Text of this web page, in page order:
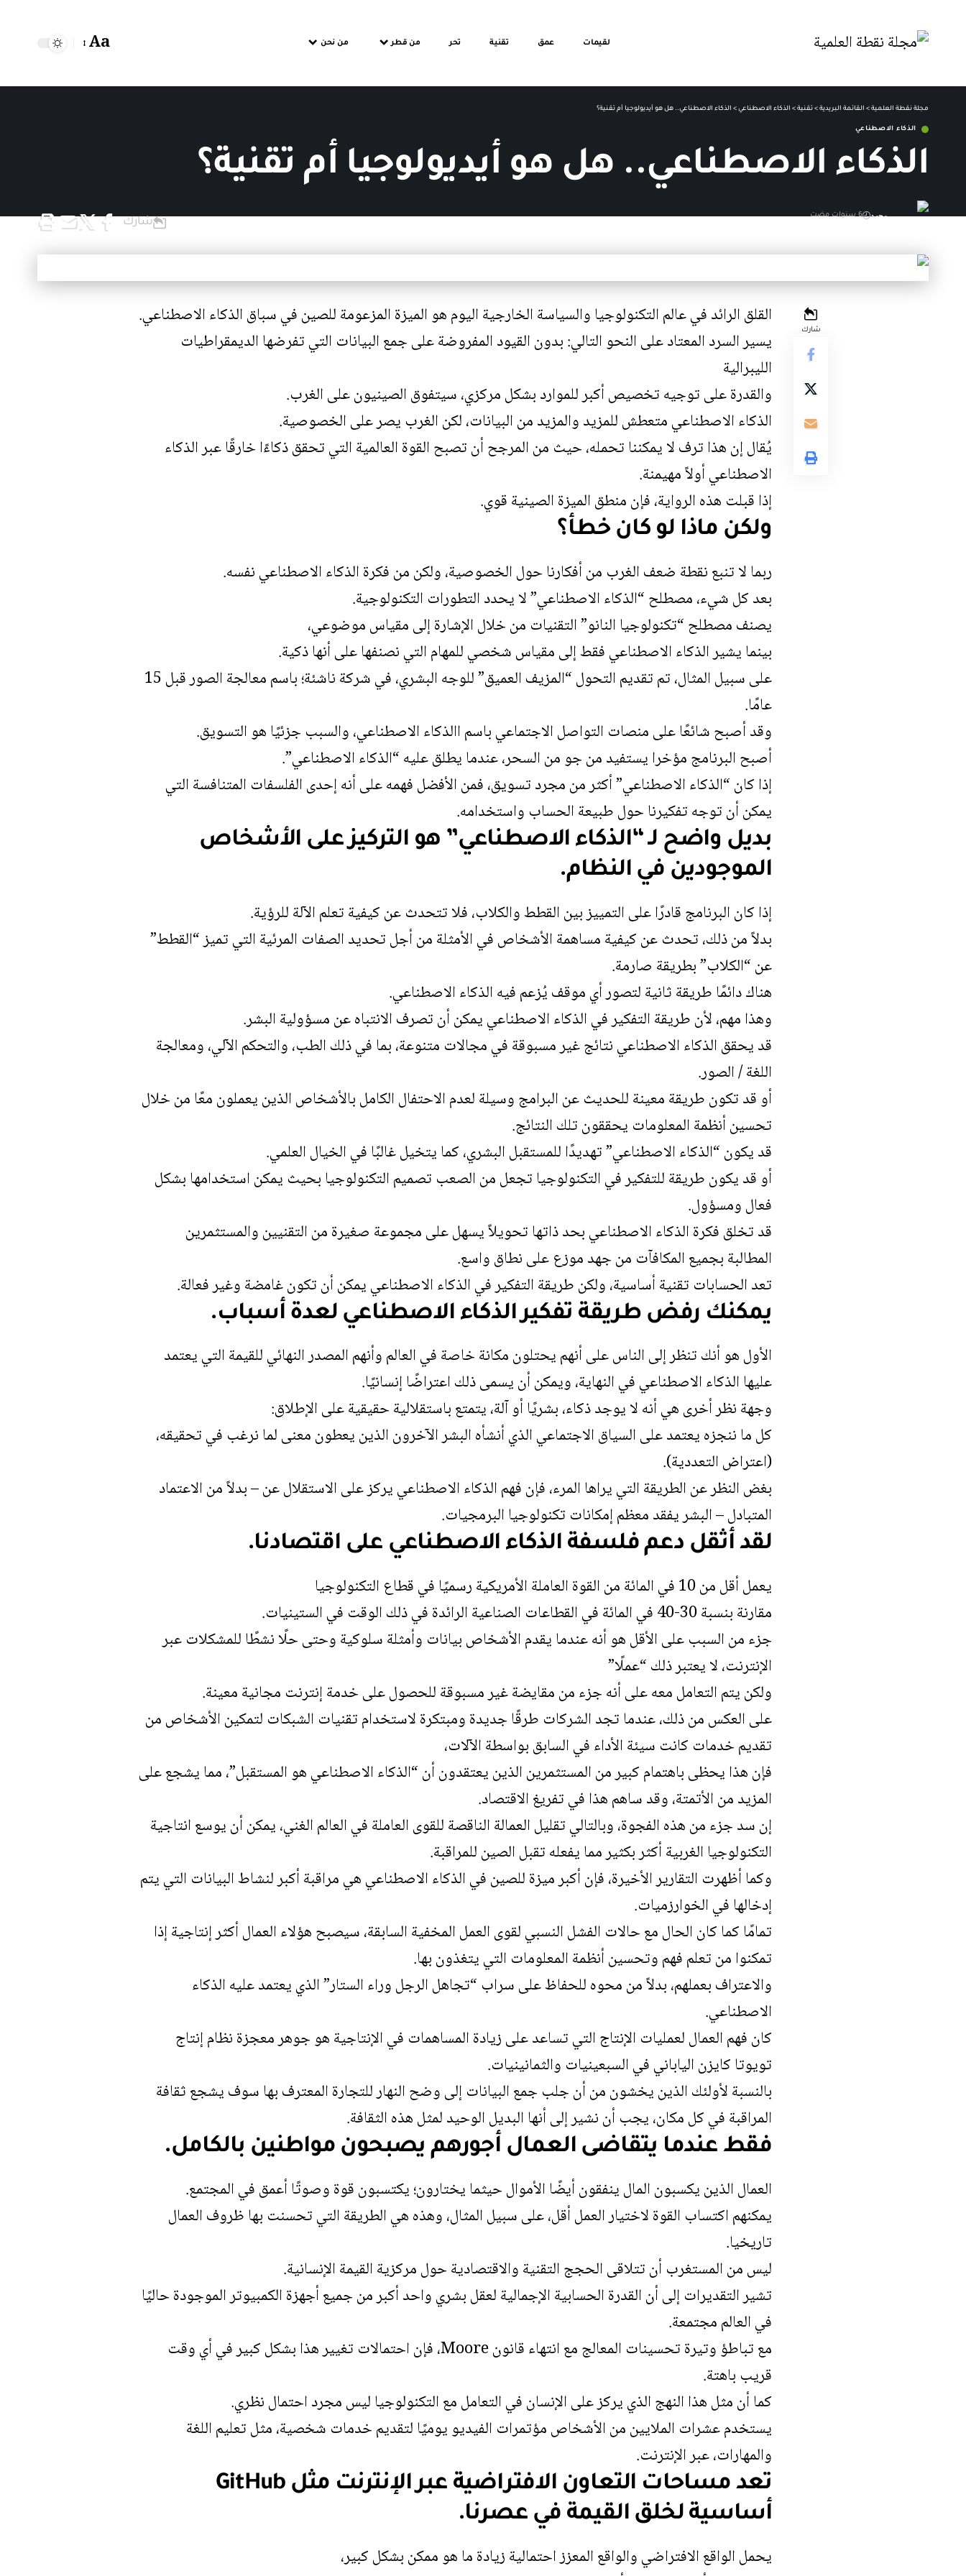
لقيمات عمق تقنية تحر من قطر من نحن Aa
مجلة نقطة العلمية > القائمة البريدية > تقنية > الذكاء الاصطناعي > الذكاء الاصطناعي.. هل هو أيديولوجيا أم تقنية؟
الذكاء الاصطناعي
الذكاء الاصطناعي.. هل هو أيديولوجيا أم تقنية؟
محمد 6 سنوات مضت
شارك
شارك
القلق الرائد فيعالم التكنولوجياوالسياسة الخارجية اليوم هو الميزة المزعومة للصين في سباق الذكاء الاصطناعي.
يسير السرد المعتاد على النحو التالي: بدون القيود المفروضة على جمع البيانات التي تفرضها الديمقراطيات
الليبرالية
والقدرة على توجيه تخصيص أكبر للموارد بشكل مركزي، سيتفوق الصينيون على الغرب.
الذكاء الاصطناعي متعطش للمزيد والمزيد من البيانات، لكن الغرب يصر على الخصوصية.
يُقال إن هذا ترف لا يمكننا تحمله، حيث من المرجح أن تصبح القوة العالمية التي تحقق ذكاءًا خارقًا عبر الذكاء
الاصطناعي أولاً مهيمنة.
إذا قبلت هذه الرواية، فإن منطق الميزة الصينية قوي.
ولكن ماذا لو كان خطأ؟
ربما لا تنبع نقطة ضعف الغرب من أفكارنا حول الخصوصية، ولكن من فكرة الذكاء الاصطناعي نفسه.
بعد كل شيء، مصطلح “الذكاء الاصطناعي” لا يحدد التطورات التكنولوجية.
يصنف مصطلح “تكنولوجيا النانو” التقنيات من خلال الإشارة إلى مقياس موضوعي،
بينما يشير الذكاء الاصطناعي فقط إلى مقياس شخصي للمهام التي نصنفها على أنها ذكية.
على سبيل المثال، تم تقديم التحول “المزيف العميق” للوجه البشري، في شركة ناشئة؛ باسم معالجة الصور قبل 15
عامًا.
وقد أصبح شائعًا على منصات التواصل الاجتماعي باسم االذكاء الاصطناعي، والسبب جزئيًا هو التسويق.
أصبح البرنامج مؤخرا يستفيد من جو من السحر، عندما يطلق عليه “الذكاء الاصطناعي”.
إذا كان “الذكاء الاصطناعي” أكثر من مجرد تسويق، فمن الأفضل فهمه على أنه إحدى الفلسفات المتنافسة التي
يمكن أن توجه تفكيرنا حول طبيعة الحساب واستخدامه.
بديل واضح لـ “الذكاء الاصطناعي” هو التركيز على الأشخاص
الموجودين في النظام.
إذا كان البرنامج قادرًا على التمييز بين القطط والكلاب، فلا تتحدث عن كيفية تعلم الآلة للرؤية.
بدلاً من ذلك، تحدث عن كيفية مساهمة الأشخاص في الأمثلة من أجل تحديد الصفات المرئية التي تميز “القطط”
عن “الكلاب” بطريقة صارمة.
هناك دائمًا طريقة ثانية لتصور أي موقف يُزعم فيه الذكاء الاصطناعي.
وهذا مهم، لأن طريقة التفكير في الذكاء الاصطناعي يمكن أن تصرف الانتباه عن مسؤولية البشر.
قد يحقق الذكاء الاصطناعي نتائج غير مسبوقة في مجالات متنوعة، بما في ذلك الطب، والتحكم الآلي، ومعالجة
اللغة / الصور.
أو قد تكون طريقة معينة للحديث عن البرامج وسيلة لعدم الاحتفال الكامل بالأشخاص الذين يعملون معًا من خلال
تحسين أنظمة المعلومات يحققون تلك النتائج.
قد يكون “الذكاء الاصطناعي” تهديدًا للمستقبل البشري، كما يتخيل غالبًا في الخيال العلمي.
أو قد يكون طريقة للتفكير في التكنولوجيا تجعل من الصعب تصميم التكنولوجيا بحيث يمكن استخدامها بشكل
فعال ومسؤول.
قد تخلق فكرة الذكاء الاصطناعي بحد ذاتها تحويلاً يسهل على مجموعة صغيرة من التقنيين والمستثمرين
المطالبة بجميع المكافآت من جهد موزع على نطاق واسع.
تعد الحسابات تقنية أساسية، ولكن طريقة التفكير في الذكاء الاصطناعي يمكن أن تكون غامضة وغير فعالة.
يمكنك رفض طريقة تفكير الذكاء الاصطناعي لعدة أسباب.
الأول هو أنك تنظر إلى الناس على أنهم يحتلون مكانة خاصة في العالم وأنهم المصدر النهائي للقيمة التي يعتمد
عليها الذكاء الاصطناعي في النهاية، ويمكن أن يسمى ذلك اعتراضًا إنسانيًا.
وجهة نظر أخرى هي أنه لا يوجد ذكاء، بشريًا أو آلة، يتمتع باستقلالية حقيقية على الإطلاق:
كل ما ننجزه يعتمد على السياق الاجتماعي الذي أنشأه البشر الآخرون الذين يعطون معنى لما نرغب في تحقيقه،
(اعتراض التعددية).
بغض النظر عن الطريقة التي يراها المرء، فإن فهم الذكاء الاصطناعي يركز على الاستقلال عن – بدلاً من الاعتماد
المتبادل – البشر يفقد معظم إمكانات تكنولوجيا البرمجيات.
لقد أثقل دعم فلسفة الذكاء الاصطناعي على اقتصادنا.
يعمل أقل من 10 في المائة من القوة العاملة الأمريكية رسميًا في قطاع التكنولوجيا
مقارنة بنسبة 30-40 في المائة في القطاعات الصناعية الرائدة في ذلك الوقت في الستينيات.
جزء من السبب على الأقل هو أنه عندما يقدم الأشخاص بيانات وأمثلة سلوكية وحتى حلًا نشطًا للمشكلات عبر
الإنترنت، لا يعتبر ذلك “عملًا”
ولكن يتم التعامل معه على أنه جزء من مقايضة غير مسبوقة للحصول على خدمة إنترنت مجانية معينة.
على العكس من ذلك، عندما تجد الشركات طرقًا جديدة ومبتكرة لاستخدام تقنيات الشبكات لتمكين الأشخاص من
تقديم خدمات كانت سيئة الأداء في السابق بواسطة الآلات،
فإن هذا يحظى باهتمام كبير من المستثمرين الذين يعتقدون أن “الذكاء الاصطناعي هو المستقبل”، مما يشجع على
المزيد من الأتمتة، وقد ساهم هذا في تفريغ الاقتصاد.
إن سد جزء من هذه الفجوة، وبالتالي تقليل العمالة الناقصة للقوى العاملة في العالم الغني، يمكن أن يوسع انتاجية
التكنولوجيا الغربية أكثر بكثير مما يفعله تقبل الصين للمراقبة.
وكما أظهرت التقارير الأخيرة، فإن أكبر ميزة للصين في الذكاء الاصطناعي هي مراقبة أكبر لنشاط البيانات التي يتم
إدخالها في الخوارزميات.
تمامًا كما كان الحال مع حالات الفشل النسبي لقوى العمل المخفية السابقة، سيصبح هؤلاء العمال أكثر إنتاجية إذا
تمكنوا من تعلم فهم وتحسين أنظمة المعلومات التي يتغذون بها.
والاعتراف بعملهم، بدلاً من محوه للحفاظ على سراب “تجاهل الرجل وراء الستار” الذي يعتمد عليه الذكاء
الاصطناعي.
كان فهم العمال لعمليات الإنتاج التي تساعد على زيادة المساهمات في الإنتاجية هو جوهر معجزة نظام إنتاج
تويوتا كايزن الياباني في السبعينيات والثمانينيات.
بالنسبة لأولئك الذين يخشون من أن جلب جمع البيانات إلى وضح النهار للتجارة المعترف بها سوف يشجع ثقافة
المراقبة في كل مكان، يجب أن نشير إلى أنها البديل الوحيد لمثل هذه الثقافة.
فقط عندما يتقاضى العمال أجورهم يصبحون مواطنين بالكامل.
العمال الذين يكسبون المال ينفقون أيضًا الأموال حيثما يختارون؛ يكتسبون قوة وصوتًا أعمق في المجتمع.
يمكنهم اكتساب القوة لاختيار العمل أقل، على سبيل المثال، وهذه هي الطريقة التي تحسنت بها ظروف العمال
تاريخيا.
ليس من المستغرب أن تتلاقى الحجج التقنية والاقتصادية حول مركزية القيمة الإنسانية.
تشير التقديرات إلى أن القدرة الحسابية الإجمالية لعقل بشري واحد أكبر من جميع أجهزة الكمبيوتر الموجودة حاليًا
في العالم مجتمعة.
مع تباطؤ وتيرة تحسينات المعالج مع انتهاء قانون Moore، فإن احتمالات تغيير هذا بشكل كبير في أي وقت
قريب باهتة.
كما أن مثل هذا النهج الذي يركز على الإنسان في التعامل مع التكنولوجيا ليس مجرد احتمال نظري.
يستخدم عشرات الملايين من الأشخاص مؤتمرات الفيديو يوميًا لتقديم خدمات شخصية، مثل تعليم اللغة
والمهارات، عبر الإنترنت.
تعد مساحات التعاون الافتراضية عبر الإنترنت مثل GitHub
أساسية لخلق القيمة في عصرنا.
يحمل الواقع الافتراضي والواقع المعزز احتمالية زيادة ما هو ممكن بشكل كبير،